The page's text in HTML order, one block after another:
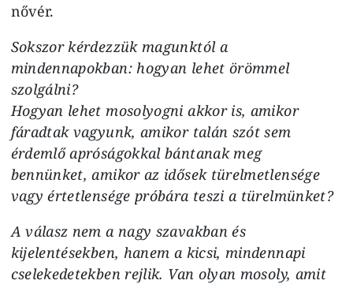
nővér.
Sokszor kérdezzük magunktól a
mindennapokban: hogyan lehet örömmel
szolgálni?
Hogyan lehet mosolyogni akkor is, amikor
fáradtak vagyunk, amikor talán szót sem
érdemlő apróságokkal bántanak meg
bennünket, amikor az idősek türelmetlensége
vagy értetlensége próbára teszi a türelmünket?
A válasz nem a nagy szavakban és
kijelentésekben, hanem a kicsi, mindennapi
cselekedetekben rejlik. Van olyan mosoly, amit